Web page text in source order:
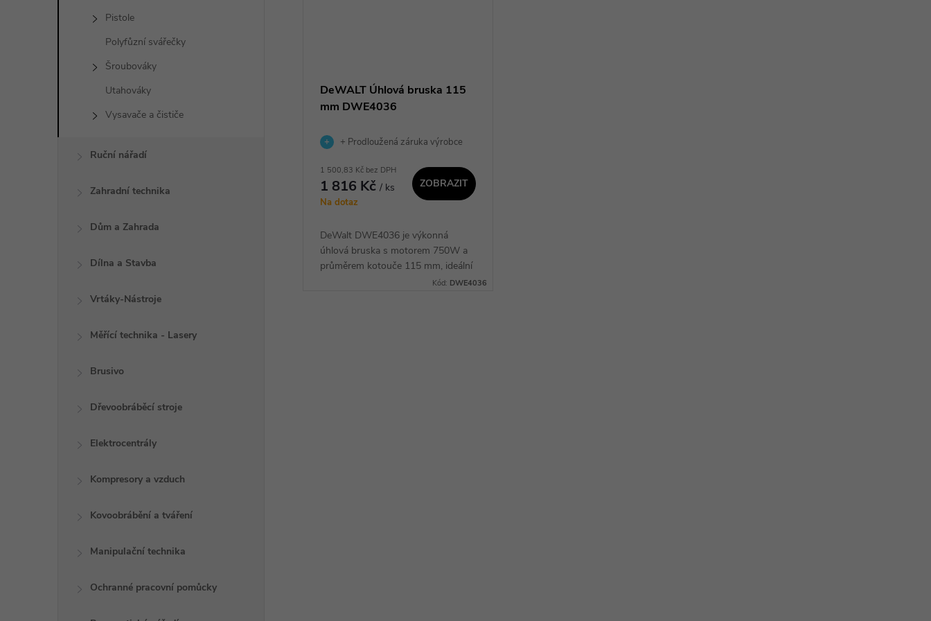
Pistole
Polyfůzní svářečky
Šroubováky
Utahováky
Vysavače a čističe
Ruční nářadí
Zahradní technika
Dům a Zahrada
Dílna a Stavba
Vrtáky-Nástroje
Měřící technika - Lasery
Brusivo
Dřevoobráběcí stroje
Elektrocentrály
Kompresory a vzduch
Kovoobrábění a tváření
Manipulační technika
Ochranné pracovní pomůcky
DeWALT Úhlová bruska 115
mm DWE4036
+ Prodloužená záruka výrobce
1 500,83 Kč bez DPH
1 816 Kč / ks
Na dotaz
ZOBRAZIT
DeWalt DWE4036 je výkonná
úhlová bruska s motorem 750W a
průměrem kotouče 115 mm, ideální
pro řezání a broušení různých
Kód: DWE4036